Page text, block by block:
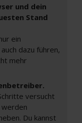
und dein
Stand
ein
dazu führen,
mehr
versucht
Du kannst